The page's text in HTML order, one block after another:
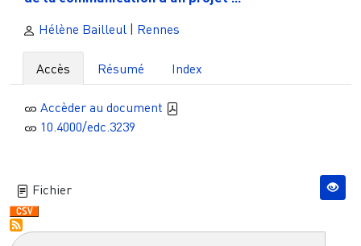
Hélène Bailleul Rennes
Accès Résumé Index
Accèder au document
10.4000/edc.3239
Fichier